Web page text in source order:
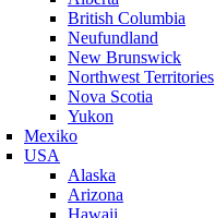
British Columbia
Neufundland
New Brunswick
Northwest Territories
Nova Scotia
Yukon
Mexiko
USA
Alaska
Arizona
Hawaii